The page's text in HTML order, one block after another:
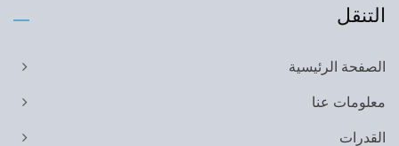
التنقل
الصفحة الرئيسية
معلومات عنا
القدرات